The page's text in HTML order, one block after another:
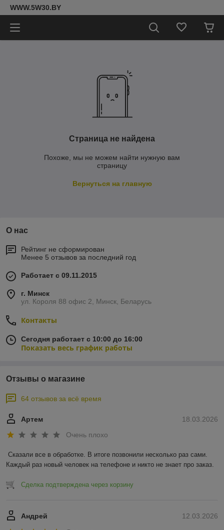
WWW.5W30.BY
Страница не найдена
Похоже, мы не можем найти нужную вам
страницу
Вернуться на главную
О нас
Рейтинг не сформирован
Менее 5 отзывов за последний год
Работает с 09.11.2015
г. Минск
ул. Короля 88 офис 2, Минск, Беларусь
Контакты
Сегодня работает с 10:00 до 16:00
Показать весь график работы
Отзывы о магазине
64 отзывов за всё время
18.03.2026
Артем
Очень плохо
Сказали все в обработке. В итоге позвонили несколько раз сами.
Каждый раз новый человек на телефоне и никто не знает про заказ.
Сделка подтверждена через корзину
12.03.2026
Андрей